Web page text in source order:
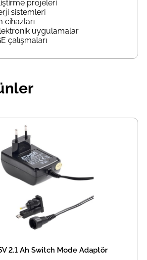
projeleri
sistemleri
cihazları
uygulamalar
çalışmaları
2.1 Ah Switch Mode Adaptör